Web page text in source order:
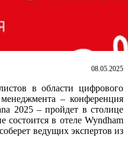
08.05.2025
в области цифрового
– конференция
2025 – пройдет в столице
состоится в отеле Wyndham
ведущих экспертов из